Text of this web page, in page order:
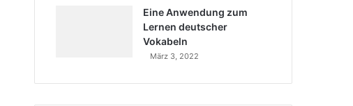
Eine Anwendung zum
Lernen deutscher
Vokabeln
März 3, 2022